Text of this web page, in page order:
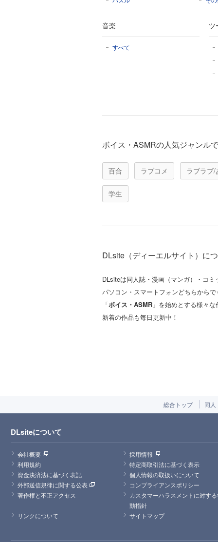
音楽
すべて
ツ
ボイス・ASMRの人気ジャンル
百合 ラブコメ ラブラブ/
学生
DLsite（ディーエルサイト）に
DLsiteは同人誌・漫画（マンガ）・コ
パソコン・スマートフォンどちらから
「ボイス・ASMR 」を始めとする様々
新着の作品も毎日更新中！
総合トップ 同人
DLsiteについて
会社概要
採用情報
利用規約
特定商取引法に基づく表示
資金決済法に基づく表記
個人情報の取扱いについて
外部送信規律に関する公表
コンプライアンスポリシー
著作権と不正アクセス
カスタマーハラスメントに対す
動指針
リンクについて
サイトマップ